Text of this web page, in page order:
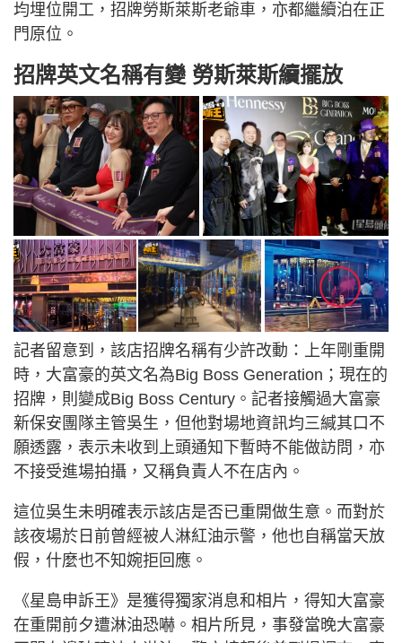
均埋位開工，招牌勞斯萊斯老爺車，亦都繼續泊在正
門原位。
招牌英文名稱有變 勞斯萊斯續擺放
記者留意到，該店招牌名稱有少許改動：上年剛重開
時，大富豪的英文名為Big Boss Generation；現在的
招牌，則變成Big Boss Century。記者接觸過大富豪
新保安團隊主管吳生，但他對場地資訊均三緘其口不
願透露，表示未收到上頭通知下暫時不能做訪問，亦
不接受進場拍攝，又稱負責人不在店內。
這位吳生未明確表示該店是否已重開做生意。而對於
該夜場於日前曾經被人淋紅油示警，他也自稱當天放
假，什麼也不知婉拒回應。
《星島申訴王》是獲得獨家消息和相片，得知大富豪
在重開前夕遭淋油恐嚇。相片所見，事發當晚大富豪